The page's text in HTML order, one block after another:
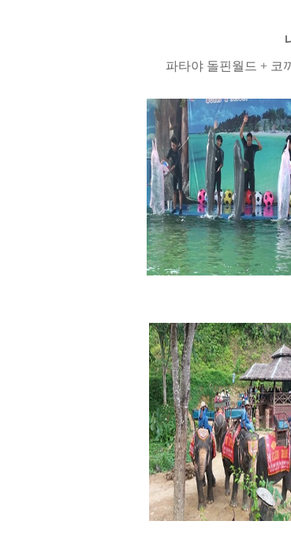
파타야 돌핀월드 + 코